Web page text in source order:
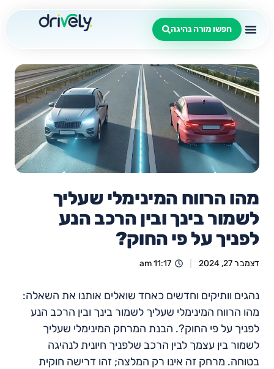
חפשו מורה נהיגה
מהו הרווח המינימלי שעליך
לשמור בינך ובין הרכב הנע
לפניך על פי החוק?
דצמבר 27, 2024 11:17 am
נהגים וותיקים וחדשים כאחד שואלים אותנו את השאלה:
מהו הרווח המינימלי שעליך לשמור בינך ובין הרכב הנע
לפניך על פי החוק?. הבנת המרחק המינימלי שעליך
לשמור בין עצמך לבין הרכב שלפניך חיונית לנהיגה
בטוחה. מרחק זה אינו רק המלצה; זהו דרישה חוקית